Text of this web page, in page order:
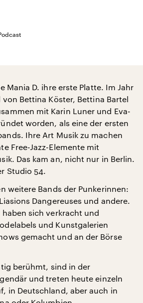
Mania D. ihre erste Platte. Im Jahr
Bettina Köster, Bettina Bartel
mit Karin Luner und Eva-
worden, als eine der ersten
Ihre Art Musik zu machen
Free-Jazz-Elemente mit
Das kam an, nicht nur in Berlin.
Studio 54.
weitere Bands der Punkerinnen:
Dangereuses und andere.
sich verkracht und
und Kunstgalerien
gemacht und an der Börse
berühmt, sind in der
und treten heute einzeln
in Deutschland, aber auch in